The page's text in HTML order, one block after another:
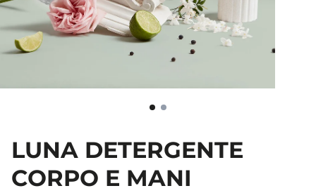
LUNA DETERGENTE
CORPO E MANI